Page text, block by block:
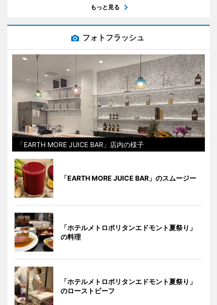
もっと見る
フォトフラッシュ
「EARTH MORE JUICE BAR」店内の様子
「EARTH MORE JUICE BAR」のスムージー
「ホテルメトロポリタンエドモント夏祭り」
の料理
「ホテルメトロポリタンエドモント夏祭り」
のローストビーフ